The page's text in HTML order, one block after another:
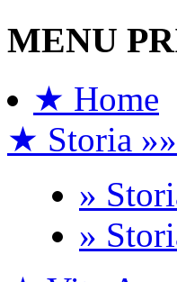
MENU
★ Home
★ Storia »»
»
»